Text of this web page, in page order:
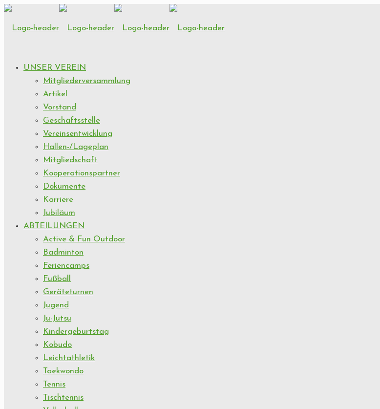
UNSER VEREIN
Mitgliederversammlung
Artikel
Vorstand
Geschäftsstelle
Vereinsentwicklung
Hallen-/Lageplan
Mitgliedschaft
Kooperationspartner
Dokumente
Karriere
Jubiläum
ABTEILUNGEN
Active & Fun Outdoor
Badminton
Feriencamps
Fußball
Geräteturnen
Jugend
Ju-Jutsu
Kindergeburtstag
Kobudo
Leichtathletik
Taekwondo
Tennis
Tischtennis